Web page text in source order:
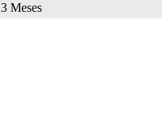
3 Meses